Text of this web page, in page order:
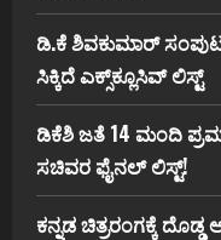
ಡಿ.ಕೆ ಶಿವಕುಮಾರ್‌
ಸಿಕ್ಕಿದೆ ಎಕ್ಸ್‌ಕ್ಲೂಸಿವ್‌ ಲಿಸ್ಟ್‌
ಡಿಕೆಶಿ ಜತೆ 14 ಮಂದಿ
ಸಚಿವರ ಫೈನಲ್ ಲಿಸ್ಟ್‌!
ಕನ್ನಡ ಚಿತ್ರರಂಗಕ್ಕೆ